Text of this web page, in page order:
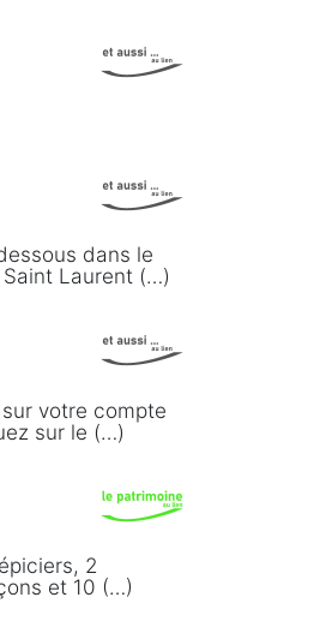
dans le
Laurent (…)
votre compte
sur le (…)
2
et 10 (…)